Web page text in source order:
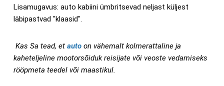
Lisamugavus: auto kabiini ümbritsevad neljast küljest
läbipastvad "klaasid".
Kas Sa tead, et auto on vähemalt kolmerattaline ja
kaheteljeline mootorsõiduk reisijate või veoste vedamiseks
rööpmeta teedel või maastikul.